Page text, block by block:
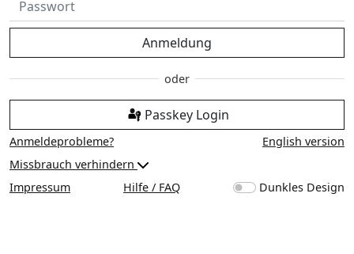
Anmeldung
Passkey Login
Anmeldeprobleme?
English version
Missbrauch verhindern
Impressum
Hilfe / FAQ Dunkles Design